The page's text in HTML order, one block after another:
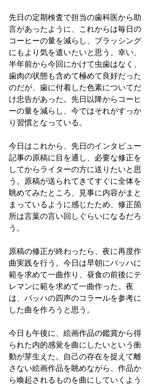
先日の定期検査で担当の歯科医から助
言があったように、これからは毎日の
コーヒーの量を減らし、ブラッシング
にもより気を遣いたいと思う。幸い、
半年前から今回にかけて虫歯はなく、
歯肉の状態も含めて極めて良好だった
のだが、歯に付着した色素についてだ
け忠告があった。先日以降からコーヒ
ーの量を減らし、今ではそれがすっか
り習慣となっている。
今日はこれから、先日のインタビュー
記事の原稿に目を通し、必要な修正を
してからライターの方に送りたいと思
う。原稿が送られてきてすぐに全体を
眺めてみたところ、見事に内容がまと
まっているように感じたため、修正箇
所は言葉の言い回しぐらいになるだろ
う。
原稿の修正が終わったら、夜に再度作
曲実践を行う。今日は早朝にバッハに
範を求めて一曲作り、昼食の前後にテ
レマンに範を求めて一曲作った。夜
は、バッハの四声のコラールを参考に
した曲を作ろうと思う。
今日も午後に、絵画作品の鑑賞から得
られた内的感覚を曲にしたいという衝
動が芽生えた。自己の存在を捉えて離
さない絵画作品を眺めながら、作品か
ら喚起されるものを曲にしていくよう